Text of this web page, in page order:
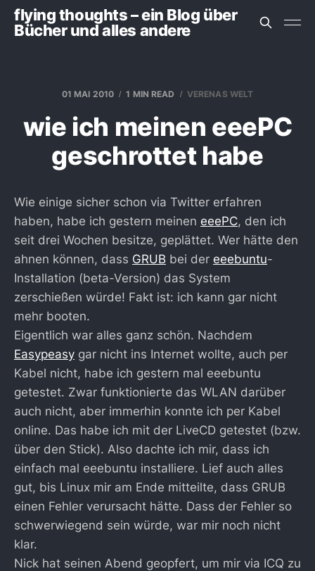
flying thoughts – ein Blog über
Bücher und alles andere
01 MAI 2010 1 MIN READ VERENAS WELT
wie ich meinen eeePC
geschrottet habe
Wie einige sicher schon via Twitter erfahren
haben, habe ich gestern meinen eeePC, den ich
seit drei Wochen besitze, geplättet. Wer hätte den
ahnen können, dass GRUB bei der eeebuntu-
Installation (beta-Version) das System
zerschießen würde! Fakt ist: ich kann gar nicht
mehr booten.
Eigentlich war alles ganz schön. Nachdem
Easypeasy gar nicht ins Internet wollte, auch per
Kabel nicht, habe ich gestern mal eeebuntu
getestet. Zwar funktionierte das WLAN darüber
auch nicht, aber immerhin konnte ich per Kabel
online. Das habe ich mit der LiveCD getestet (bzw.
über den Stick). Also dachte ich mir, dass ich
einfach mal eeebuntu installiere. Lief auch alles
gut, bis Linux mir am Ende mitteilte, dass GRUB
einen Fehler verursacht hätte. Dass der Fehler so
schwerwiegend sein würde, war mir noch nicht
klar.
Nick hat seinen Abend geopfert, um mir via ICQ zu